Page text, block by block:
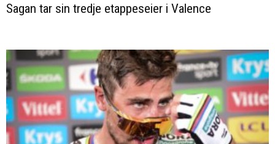
Sagan tar sin tredje etappeseier i Valence